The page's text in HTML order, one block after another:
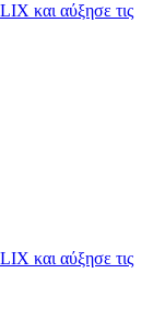
και αύξησε τις
και αύξησε τις